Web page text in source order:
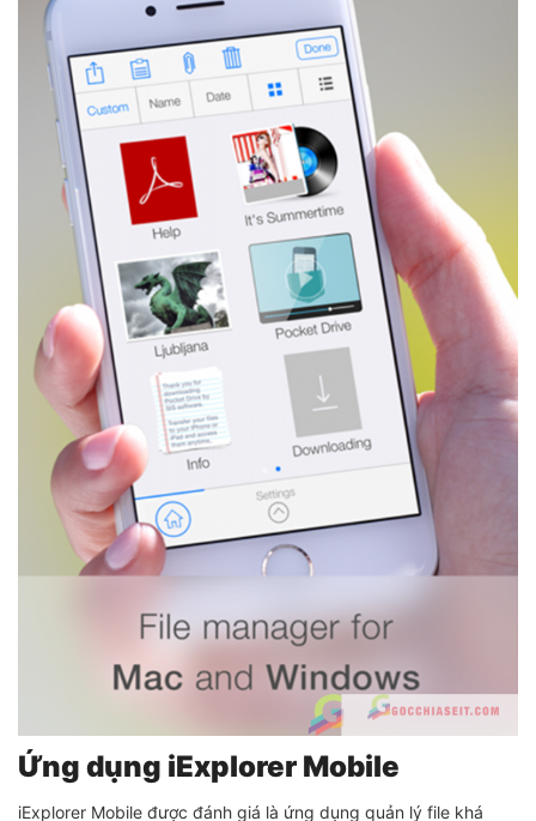
Ứng dụng iExplorer Mobile
iExplorer Mobile được đánh giá là ứng dụng quản lý file khá